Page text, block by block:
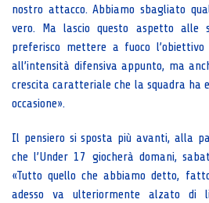
nostro attacco. Abbiamo sbagliato
vero. Ma lascio questo aspetto alle
preferisco mettere a fuoco
all’intensità difensiva appunto, ma
crescita caratteriale che la squadra ha
occasione».
Il pensiero si sposta più avanti, alla
che l’Under 17 giocherà domani,
«Tutto quello che abbiamo detto,
adesso va ulteriormente alzato di